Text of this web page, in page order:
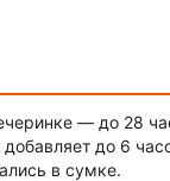
— до 28
до 6
в сумке.